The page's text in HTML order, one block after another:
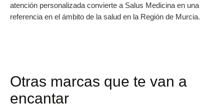
atención personalizada convierte a Salus Medicina en una
referencia en el ámbito de la salud en la Región de Murcia.
Otras marcas que te van a
encantar